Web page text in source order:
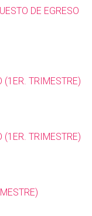
DE EGRESO
(1ER. TRIMESTRE)
(1ER. TRIMESTRE)